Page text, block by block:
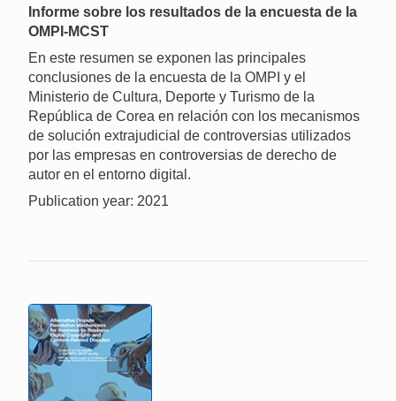
Informe sobre los resultados de la encuesta de la
OMPI-MCST
En este resumen se exponen las principales
conclusiones de la encuesta de la OMPI y el
Ministerio de Cultura, Deporte y Turismo de la
República de Corea en relación con los mecanismos
de solución extrajudicial de controversias utilizados
por las empresas en controversias de derecho de
autor en el entorno digital.
Publication year: 2021